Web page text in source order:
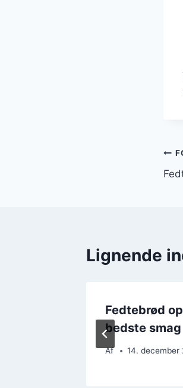
Lignende
Fedtebrød
bedste smag
Af 14. december